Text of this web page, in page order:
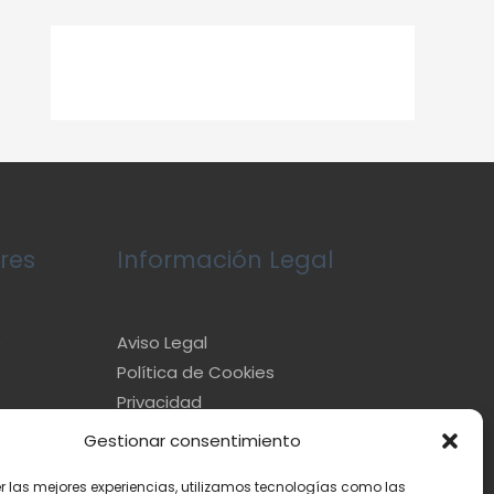
Gestionar consentimiento
las mejores experiencias, utilizamos tecnologías como las
Información Legal
Aviso Legal
Política de Cookies
Privacidad